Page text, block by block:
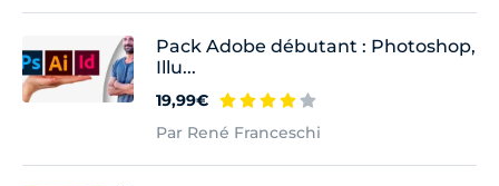
Pack Adobe débutant : Photoshop,
Illu...
19,99€
Par René Franceschi